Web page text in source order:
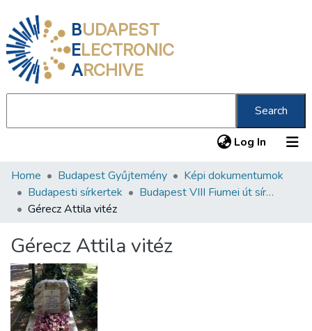
BUDAPEST
ELECTRONIC
ARCHIVE
Search
Log In (current)
Communities & Collections
All of DSpace
About us
Home Budapest Gyűjtemény
Képi dokumentumok
Budapesti sírkertek
Budapest VIII Fiumei út sírkert 1. rész
Gérecz Attila vitéz
Gérecz Attila vitéz